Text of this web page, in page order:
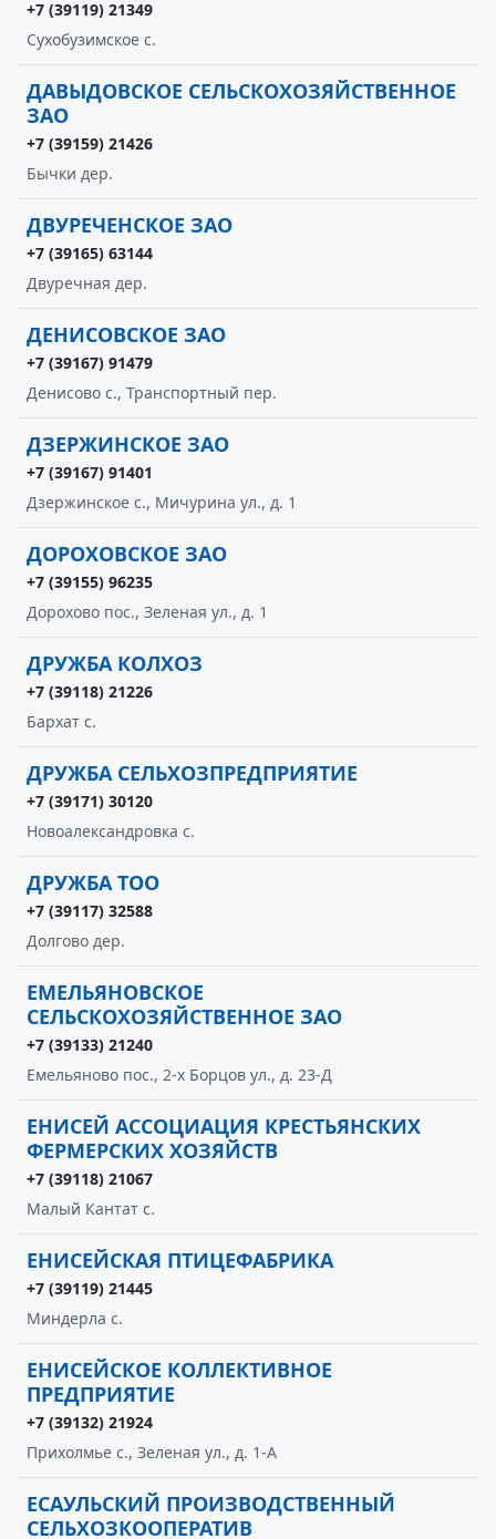
+7 (39119) 21349
Сухобузимское с.
ДАВЫДОВСКОЕ СЕЛЬСКОХОЗЯЙСТВЕННОЕ
ЗАО
+7 (39159) 21426
Бычки дер.
ДВУРЕЧЕНСКОЕ ЗАО
+7 (39165) 63144
Двуречная дер.
ДЕНИСОВСКОЕ ЗАО
+7 (39167) 91479
Денисово с., Транспортный пер.
ДЗЕРЖИНСКОЕ ЗАО
+7 (39167) 91401
Дзержинское с., Мичурина ул., д. 1
ДОРОХОВСКОЕ ЗАО
+7 (39155) 96235
Дорохово пос., Зеленая ул., д. 1
ДРУЖБА КОЛХОЗ
+7 (39118) 21226
Бархат с.
ДРУЖБА СЕЛЬХОЗПРЕДПРИЯТИЕ
+7 (39171) 30120
Новоалександровка с.
ДРУЖБА ТОО
+7 (39117) 32588
Долгово дер.
ЕМЕЛЬЯНОВСКОЕ
СЕЛЬСКОХОЗЯЙСТВЕННОЕ ЗАО
+7 (39133) 21240
Емельяново пос., 2-х Борцов ул., д. 23-Д
ЕНИСЕЙ АССОЦИАЦИЯ КРЕСТЬЯНСКИХ
ФЕРМЕРСКИХ ХОЗЯЙСТВ
+7 (39118) 21067
Малый Кантат с.
ЕНИСЕЙСКАЯ ПТИЦЕФАБРИКА
+7 (39119) 21445
Миндерла с.
ЕНИСЕЙСКОЕ КОЛЛЕКТИВНОЕ
ПРЕДПРИЯТИЕ
+7 (39132) 21924
Прихолмье с., Зеленая ул., д. 1-А
ЕСАУЛЬСКИЙ ПРОИЗВОДСТВЕННЫЙ
СЕЛЬХОЗКООПЕРАТИВ